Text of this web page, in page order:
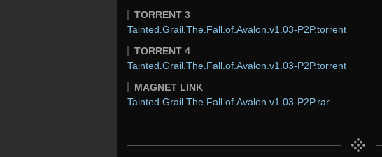
TORRENT 3
Tainted.Grail.The.Fall.of.Avalon.v1.03-P2P.torrent
TORRENT 4
Tainted.Grail.The.Fall.of.Avalon.v1.03-P2P.torrent
MAGNET LINK
Tainted.Grail.The.Fall.of.Avalon.v1.03-P2P.rar